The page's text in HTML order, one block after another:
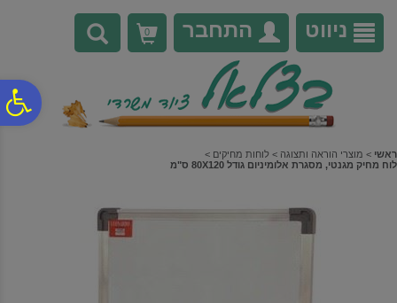
נגישות
אתר
המרכזי
ניווט התחבר 0
ראשי > מוצרי הוראה ותצוגה > לוחות מחיקים >
לוח מחיק מגנטי, מסגרת אלומיניום גודל 80X120 ס"מ